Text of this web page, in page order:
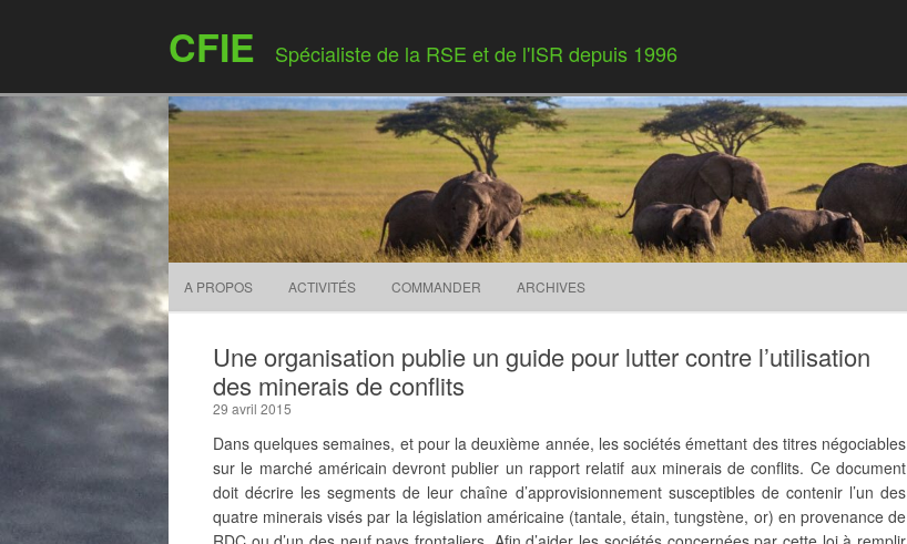
CFIE Spécialiste de la RSE et de l'ISR depuis 1996
Skip to content
A PROPOS ACTIVITÉS COMMANDER ARCHIVES
Une organisation publie un guide pour lutter contre l’utilisation
des minerais de conflits
29 avril 2015
Dans quelques semaines, et pour la deuxième année, les sociétés émettant des titres négociables
sur le marché américain devront publier un rapport relatif aux minerais de conflits. Ce document
doit décrire les segments de leur chaîne d’approvisionnement susceptibles de contenir l’un des
quatre minerais visés par la législation américaine (tantale, étain, tungstène, or) en provenance de